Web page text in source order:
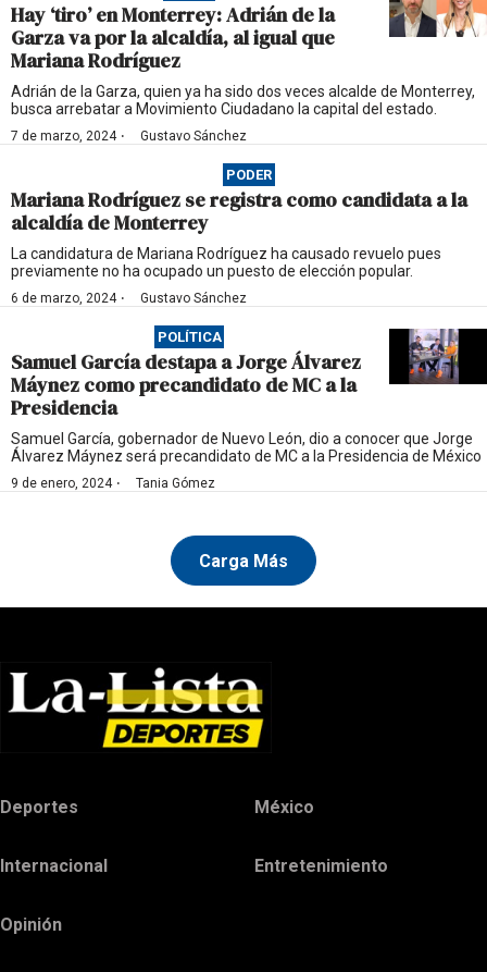
Hay ‘tiro’ en Monterrey: Adrián de la
Garza va por la alcaldía, al igual que
Mariana Rodríguez
Adrián de la Garza, quien ya ha sido dos veces alcalde de Monterrey,
busca arrebatar a Movimiento Ciudadano la capital del estado.
7 de marzo, 2024· Gustavo Sánchez
PODER
Mariana Rodríguez se registra como candidata a la
alcaldía de Monterrey
La candidatura de Mariana Rodríguez ha causado revuelo pues
previamente no ha ocupado un puesto de elección popular.
6 de marzo, 2024· Gustavo Sánchez
POLÍTICA
Samuel García destapa a Jorge Álvarez
Máynez como precandidato de MC a la
Presidencia
Samuel García, gobernador de Nuevo León, dio a conocer que Jorge
Álvarez Máynez será precandidato de MC a la Presidencia de México
9 de enero, 2024· Tania Gómez
Carga Más
Deportes México
Internacional Entretenimiento
Opinión